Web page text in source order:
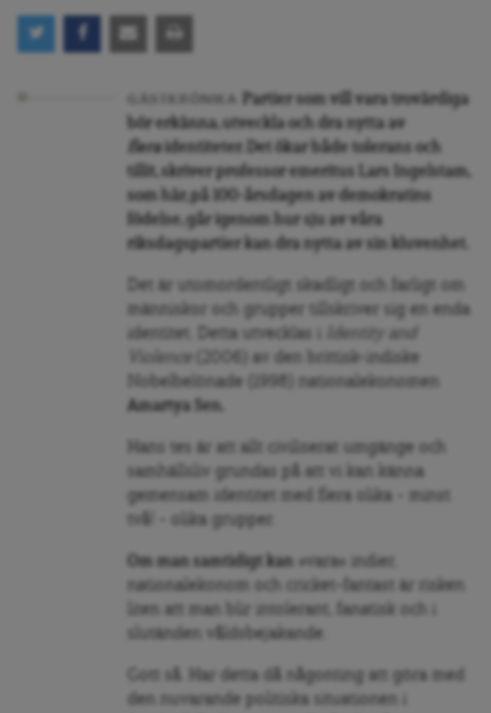
Partier som vill vara trovärdiga
bör erkänna, utveckla och dra nytta av
flera identiteter. Det ökar både tolerans och
tillit, skriver professor emeritus Lars Ingelstam,
som här, på 100-årsdagen av demokratins
födelse, går igenom hur sju av våra
riksdagspartier kan dra nytta av sin kluvenhet.
Det är utomordentligt skadligt och farligt om
människor och grupper tillskriver sig en enda
identitet. Detta utvecklas i
Identity and
Violence
(2006) av den brittisk-indiske
Nobelbelönade (1998) nationalekonomen
Amartya Sen.
Hans tes är att allt civiliserat umgänge och
samhällsliv grundas på att vi kan känna
gemensam identitet med flera olika – minst
två! – olika grupper.
Om man samtidigt kan »vara« indier,
nationalekonom och cricket-fantast är risken
liten att man blir intolerant, fanatisk och i
slutänden våldsbejakande.
Gott så. Har detta då någonting att göra med
den nuvarande politiska situationen i